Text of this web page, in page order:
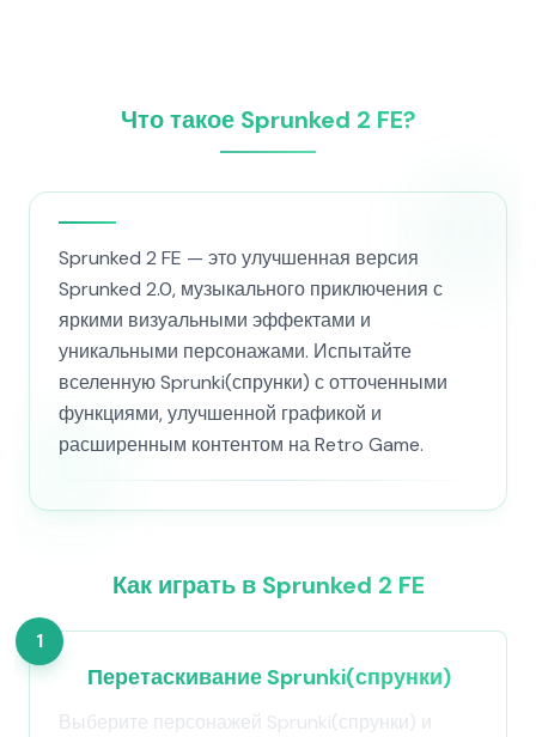
Что такое Sprunked 2 FE?
Sprunked 2 FE — это улучшенная версия
Sprunked 2.0, музыкального приключения с
яркими визуальными эффектами и
уникальными персонажами. Испытайте
вселенную Sprunki(спрунки) с отточенными
функциями, улучшенной графикой и
расширенным контентом на Retro Game.
Как играть в Sprunked 2 FE
1
Перетаскивание Sprunki(спрунки)
Выберите персонажей Sprunki(спрунки) и